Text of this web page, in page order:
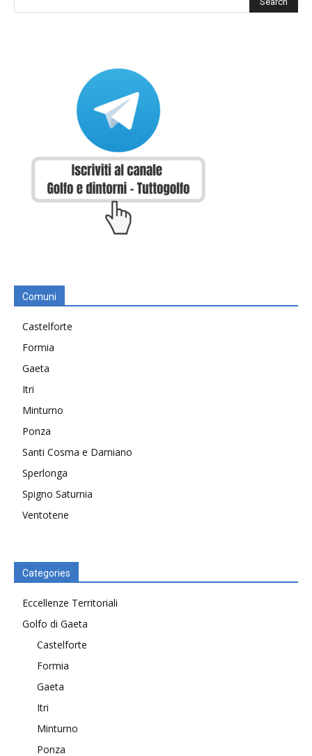
Comuni
Castelforte
Formia
Gaeta
Itri
Minturno
Ponza
Santi Cosma e Damiano
Sperlonga
Spigno Saturnia
Ventotene
Categories
Eccellenze Territoriali
Golfo di Gaeta
Castelforte
Formia
Gaeta
Itri
Minturno
Ponza